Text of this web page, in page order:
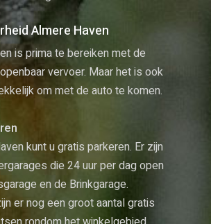
Almere Haven
is prima te bereiken met de
vervoer. Maar het is ook
om met de auto te komen.
kunt u gratis parkeren. Er zijn
die 24 uur per dag open
en de Brinkgarage.
er nog een groot aantal gratis